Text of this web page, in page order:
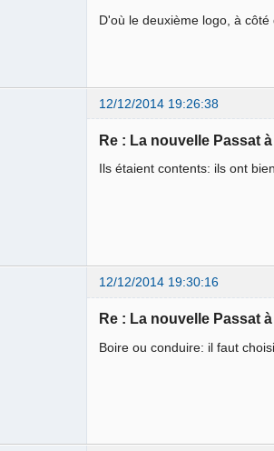
D'où le deuxième logo, à
12/12/2014 19:26:38
Re : La nouvelle Passat
Ils étaient contents: ils ont
12/12/2014 19:30:16
Re : La nouvelle Passat
Boire ou conduire: il faut